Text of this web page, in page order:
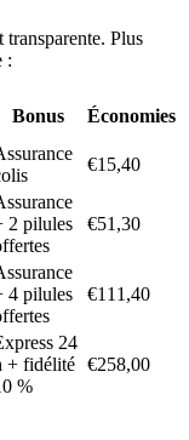
Plus
:
Bonus
Économies
€15,40
2 pilules
€51,30
4 pilules
€111,40
24
+ fidélité
%
€258,00